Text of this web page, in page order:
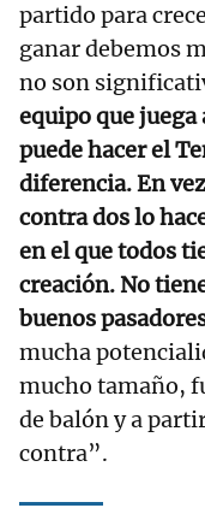
partido para
ganar debemos
no son
equipo que
puede hacer el
diferencia. En
contra dos lo
en el que todos
creación. No
buenos
mucha
mucho tamaño,
de balón y a
contra”.